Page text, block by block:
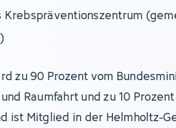
Krebspräventionszentrum
zu 90 Prozent vom
Raumfahrt und zu 10
ist Mitglied in der Helmholtz-